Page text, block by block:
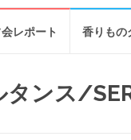
レポート 香りもの
ンス/